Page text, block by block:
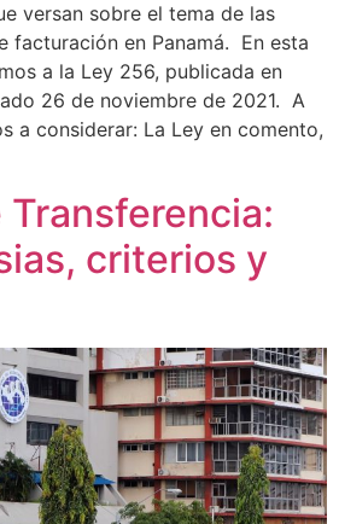
versan sobre el tema de las
facturación en Panamá. En esta
a la Ley 256, publicada en
26 de noviembre de 2021. A
a considerar: La Ley en comento,
Transferencia:
criterios y